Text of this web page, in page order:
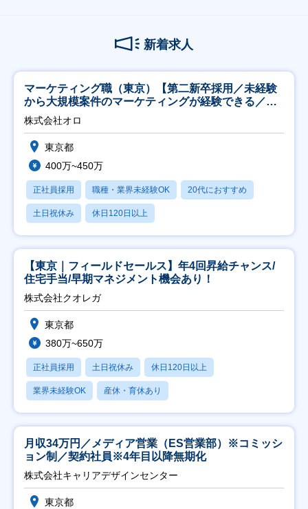
新着求人
マーケティング職（東京）【第二新卒採用／未経験
から大規模案件のマーケティングが経験できる／研
修充実】
株式会社オロ
東京都
400万~450万
正社員採用 職種・業界未経験OK 20代におすすめ
土日祝休み 休日120日以上
【東京｜フィールドセールス】年4回昇給チャンス/
住宅手当/早期マネジメント機会あり！
株式会社クオレガ
東京都
380万~650万
正社員採用 土日祝休み 休日120日以上
業界未経験OK 産休・育休あり
月収34万円／メディア営業（ES営業部）※コミッシ
ョン制／契約社員※4年目以降無期化
株式会社キャリアデザインセンター
東京都